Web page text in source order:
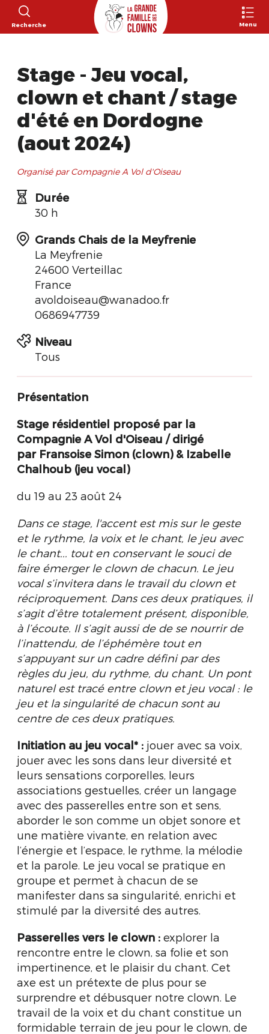
Recherche Menu
Stage - Jeu vocal,
clown et chant / stage
d'été en Dordogne
(aout 2024)
Organisé par Compagnie A Vol d'Oiseau
Durée
30 h
Grands Chais de la Meyfrenie
La Meyfrenie
24600 Verteillac
France
avoldoiseau@wanadoo.fr
0686947739
Niveau
Tous
Présentation
Stage résidentiel proposé par la
Compagnie A Vol d'Oiseau /dirigé
par Fransoise Simon (clown) & Izabelle
Chalhoub (jeu vocal)
du 19 au 23 août 24
Dans ce stage, l'accent est mis sur le geste
et le rythme, la voix et le chant, le jeu avec
le chant... tout en conservant le souci de
faire émerger le clown de chacun. Le jeu
vocal s’invitera dans le travail du clown et
réciproquement. Dans ces deux pratiques, il
s’agit d’être totalement présent, disponible,
à l’écoute. Il s’agit aussi de de se nourrir de
l’inattendu, de l’éphémère tout en
s’appuyant sur un cadre défini par des
règles du jeu, du rythme, du chant. Un pont
naturel est tracé entre clown et jeu vocal : le
jeu et la singularité de chacun sont au
centre de ces deux pratiques.
Initiation au jeu vocal* : jouer avec sa voix,
jouer avec les sons dans leur diversité et
leurs sensations corporelles, leurs
associations gestuelles, créer un langage
avec des passerelles entre son et sens,
aborder le son comme un objet sonore et
une matière vivante, en relation avec
l’énergie et l’espace, le rythme, la mélodie
et la parole. Le jeu vocal se pratique en
groupe et permet à chacun de se
manifester dans sa singularité, enrichi et
stimulé par la diversité des autres.
Passerelles vers le clown : explorer la
rencontre entre le clown, sa folie et son
impertinence, et le plaisir du chant. Cet
axe est un prétexte de plus pour se
surprendre et débusquer notre clown. Le
travail de la voix et du chant constitue un
formidable terrain de jeu pour le clown, de